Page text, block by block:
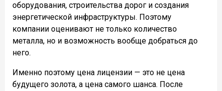
оборудования, строительства дорог и создания
энергетической инфраструктуры. Поэтому
компании оценивают не только количество
металла, но и возможность вообще добраться до
него.
Именно поэтому цена лицензии — это не цена
будущего золота, а цена самого шанса. После